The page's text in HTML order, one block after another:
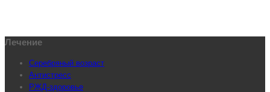
Лечение
Серебряный возраст
Антистресс
РЖД-здоровье